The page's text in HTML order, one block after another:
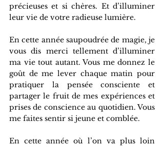
précieuses et si chères. Et d’illuminer
leur vie de votre radieuse lumière.
En cette année saupoudrée de magie, je
vous dis merci tellement d’illuminer
ma vie tout autant. Vous me donnez le
goût de me lever chaque matin pour
pratiquer la pensée consciente et
partager le fruit de mes expériences et
prises de conscience au quotidien. Vous
me faites sentir si jeune et comblée.
En cette année où l’on va plus loin